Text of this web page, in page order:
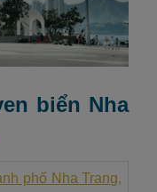
biển Nha
phố Nha Trang,